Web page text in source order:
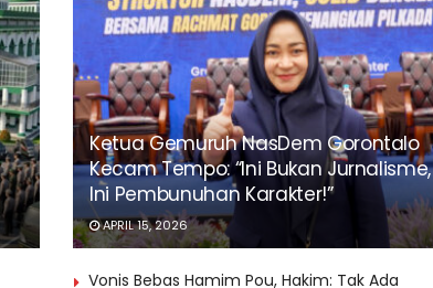
Ketua Gemuruh NasDem Gorontalo
Kecam Tempo: “Ini Bukan Jurnalisme,
Ini Pembunuhan Karakter!”
APRIL 15, 2026
Vonis Bebas Hamim Pou, Hakim: Tak Ada